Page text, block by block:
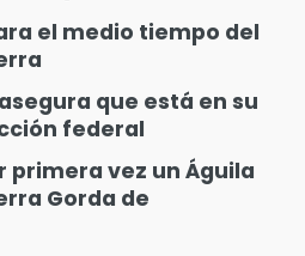
el medio tiempo del
que está en su
federal
primera vez un Águila
Gorda de